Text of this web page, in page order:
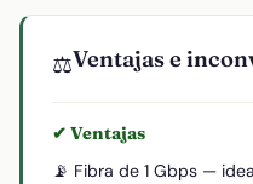
⚖️Ventajas e
✔ Ventajas
📡 Fibra de 1 Gbps —